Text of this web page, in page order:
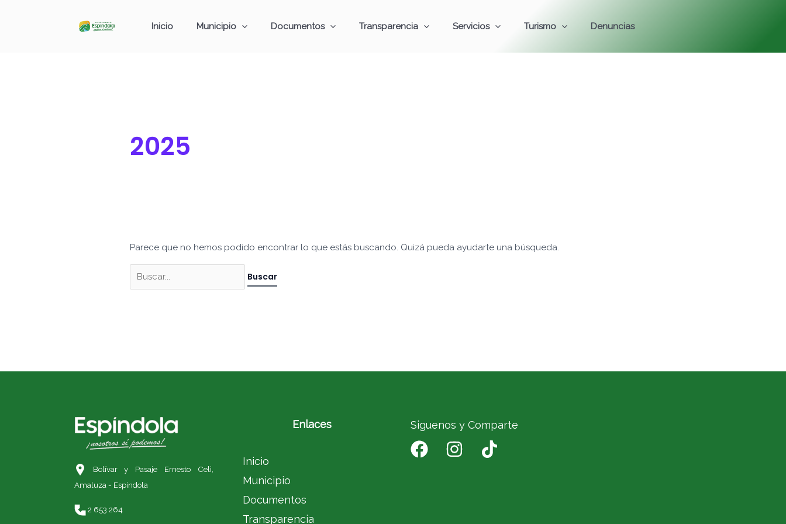
Inicio Municipio Documentos Transparencia Servicios Turismo Denuncias
2025
Parece que no hemos podido encontrar lo que estás buscando. Quizá pueda ayudarte una búsqueda.
Bolívar y Pasaje Ernesto Celi,
Amaluza - Espíndola
2 653 264
Enlaces
Inicio
Municipio
Documentos
Transparencia
Siguenos y Comparte